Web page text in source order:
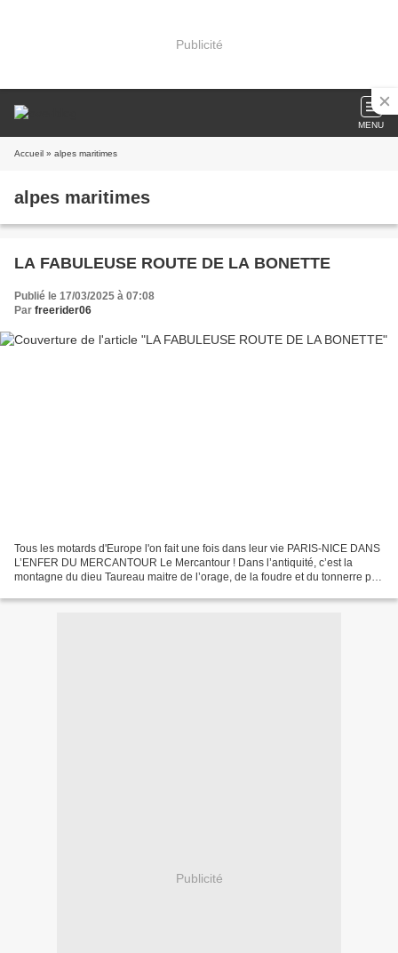
Publicité
MENU
Accueil » alpes maritimes
alpes maritimes
LA FABULEUSE ROUTE DE LA BONETTE
Publié le 17/03/2025 à 07:08
Par freerider06
Tous les motards d'Europe l'on fait une fois dans leur vie PARIS-NICE DANS
L’ENFER DU MERCANTOUR Le Mercantour ! Dans l’antiquité, c’est la
montagne du dieu Taureau maitre de l’orage, de la foudre et du tonnerre par
Publicité